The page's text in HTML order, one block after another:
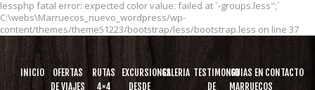
lessphp fatal error: expected color value: failed at `-groups.less";`
C:\webs\Marruecos_nuevo_wordpress/wp-
content/themes/theme51223/bootstrap/less/bootstrap.less on line 37
INICIO
OFERTAS
DE VIAJES
RUTAS
4×4
EXCURSIONES
DESDE
GALERIA TESTIMONIO
DE
GUIAS EN
MARRUECOS
CONTACTO